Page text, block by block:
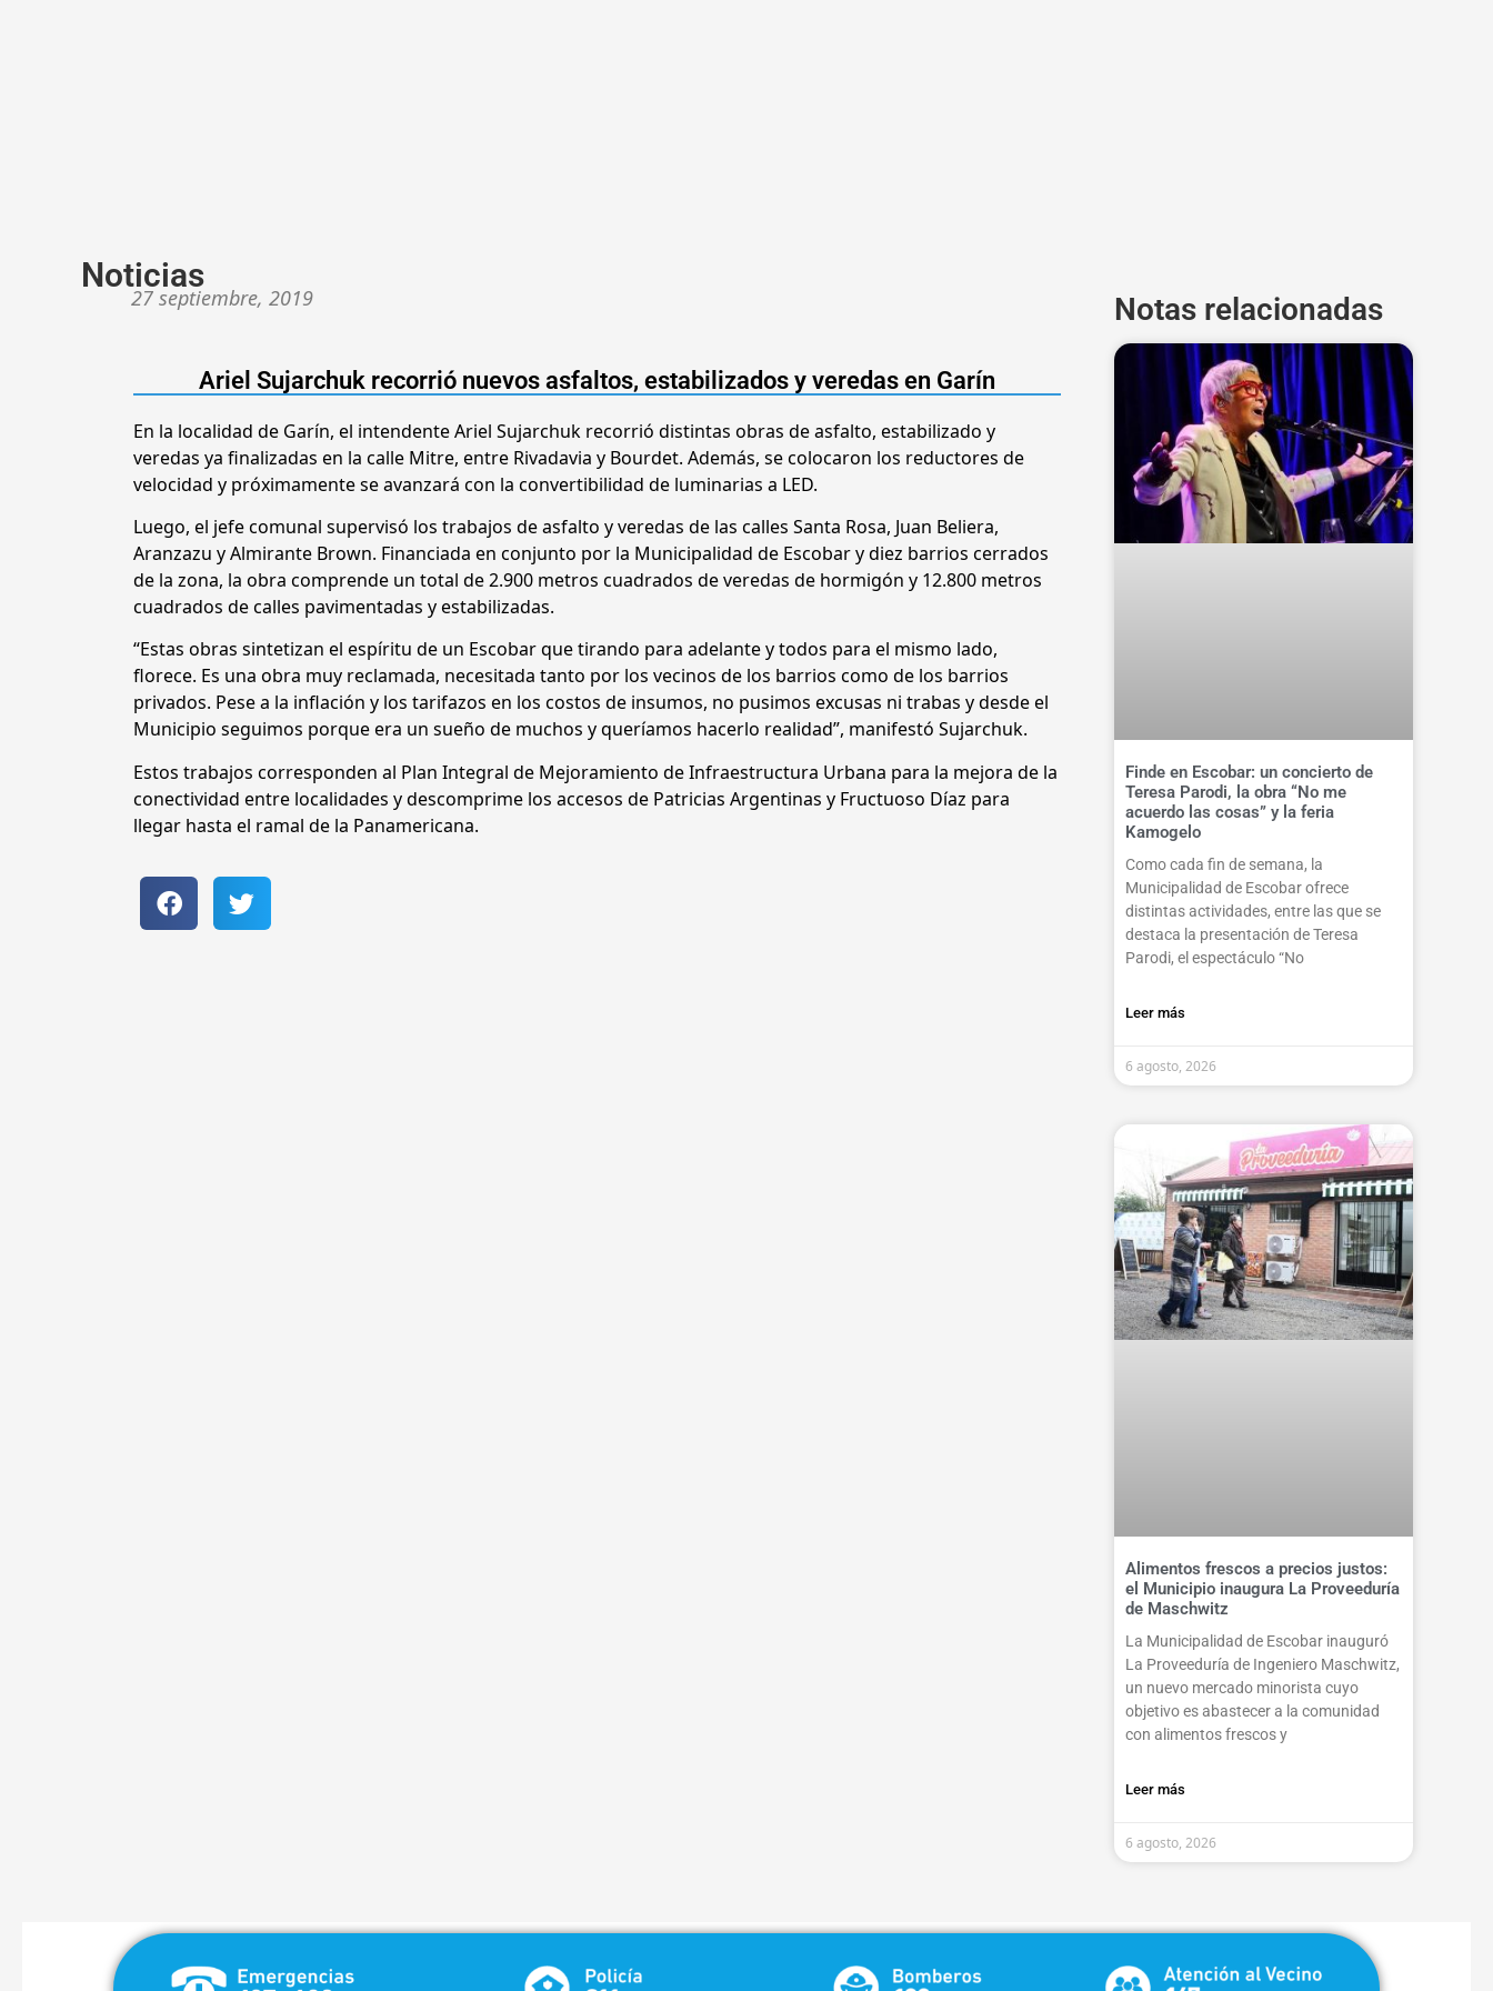
Noticias
27 septiembre, 2019
Ariel Sujarchuk recorrió nuevos asfaltos, estabilizados y veredas en Garín
En la localidad de Garín, el intendente Ariel Sujarchuk recorrió distintas obras de asfalto, estabilizado y
veredas ya finalizadas en la calle Mitre, entre Rivadavia y Bourdet. Además, se colocaron los reductores de
velocidad y próximamente se avanzará con la convertibilidad de luminarias a LED.
Luego, el jefe comunal supervisó los trabajos de asfalto y veredas de las calles Santa Rosa, Juan Beliera,
Aranzazu y Almirante Brown. Financiada en conjunto por la Municipalidad de Escobar y diez barrios cerrados
de la zona, la obra comprende un total de 2.900 metros cuadrados de veredas de hormigón y 12.800 metros
cuadrados de calles pavimentadas y estabilizadas.
“Estas obras sintetizan el espíritu de un Escobar que tirando para adelante y todos para el mismo lado,
florece. Es una obra muy reclamada, necesitada tanto por los vecinos de los barrios como de los barrios
privados. Pese a la inflación y los tarifazos en los costos de insumos, no pusimos excusas ni trabas y desde el
Municipio seguimos porque era un sueño de muchos y queríamos hacerlo realidad”, manifestó Sujarchuk.
Estos trabajos corresponden al Plan Integral de Mejoramiento de Infraestructura Urbana para la mejora de la
conectividad entre localidades y descomprime los accesos de Patricias Argentinas y Fructuoso Díaz para
llegar hasta el ramal de la Panamericana.
Notas relacionadas
Finde en Escobar: un concierto de
Teresa Parodi, la obra “No me
acuerdo las cosas” y la feria
Kamogelo
Como cada fin de semana, la
Municipalidad de Escobar ofrece
distintas actividades, entre las que se
destaca la presentación de Teresa
Parodi, el espectáculo “No
Leer más
6 agosto, 2026
Alimentos frescos a precios justos:
el Municipio inaugura La Proveeduría
de Maschwitz
La Municipalidad de Escobar inauguró
La Proveeduría de Ingeniero Maschwitz,
un nuevo mercado minorista cuyo
objetivo es abastecer a la comunidad
con alimentos frescos y
Leer más
6 agosto, 2026